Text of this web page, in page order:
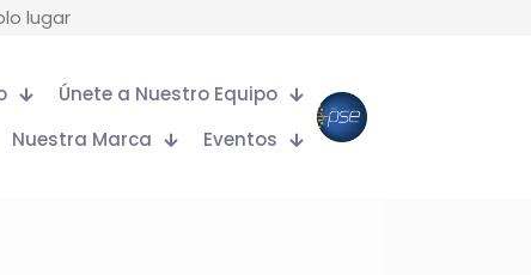
lugar
Únete a Nuestro Equipo
Nuestra Marca
Eventos